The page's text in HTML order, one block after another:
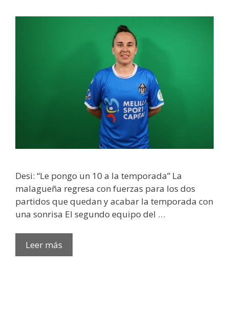
Desi: “Le pongo un 10 a la temporada” La
malagueña regresa con fuerzas para los dos
partidos que quedan y acabar la temporada con
una sonrisa El segundo equipo del …
Leer más